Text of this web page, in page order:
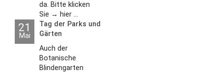
da. Bitte klicken
Sie → hier ...
21
Mai
Tag der Parks und
Gärten
Auch der
Botanische
Blindengarten